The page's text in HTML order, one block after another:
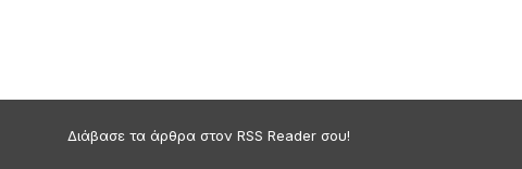
Διάβασε τα άρθρα στον RSS Reader σου!